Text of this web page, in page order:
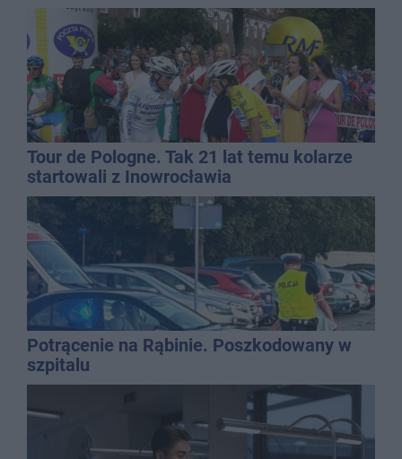
Tour de Pologne. Tak 21 lat temu kolarze
startowali z Inowrocławia
Potrącenie na Rąbinie. Poszkodowany w
szpitalu